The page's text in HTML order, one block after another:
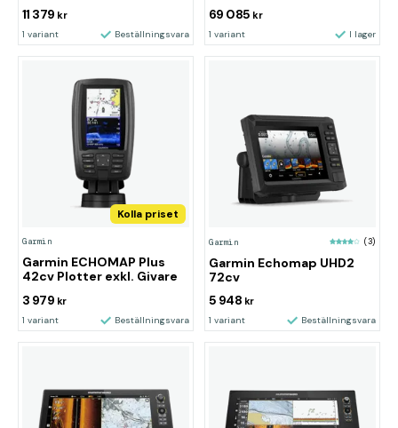
11 379 kr
1 variant Beställningsvara
69 085 kr
1 variant I lager
Kolla priset
Garmin
Garmin ECHOMAP Plus
42cv Plotter exkl. Givare
3 979 kr
1 variant Beställningsvara
Garmin (3)
Garmin Echomap UHD2
72cv
5 948 kr
1 variant Beställningsvara